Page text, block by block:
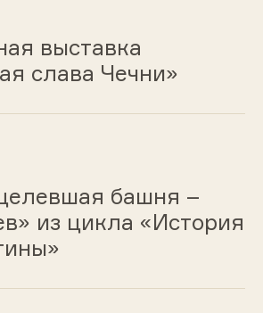
выставка
слава Чечни»
башня –
из цикла «История